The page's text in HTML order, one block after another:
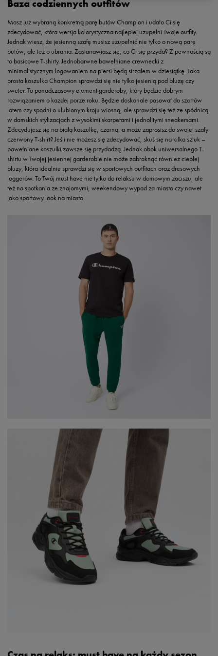
Baza codziennych outfitów
Masz już wybraną konkretną parę butów Champion i udało Ci się
zdecydować, która wersja kolorystyczna najlepiej uzupełni Twoje outfity.
Jednak wiesz, że jesienną szafę musisz uzupełnić nie tylko o nową parę
butów, ale też o ubrania. Zastanawiasz się, co Ci się przyda? Z pewnością są
to basicowe T-shirty. Jednobarwne bawełniane crewnecki z
minimalistycznym logowaniem na piersi będą strzałem w dziesiątkę. Taka
prosta koszulka Champion sprawdzi się nie tylko jesienią pod bluzę czy
sweter. To ponadczasowy element garderoby, który będzie dobrym
rozwiązaniem o każdej porze roku. Będzie doskonale pasował do szortów
latem czy spodni o ulubionym kroju wiosną, ale sprawdzi się też ze spódnicą
w damskich stylizacjach z wysokimi skarpetami i jednolitymi sneakersami.
Zdecydujesz się na białą koszulkę, czarną, a może zaprosisz do swojej szafy
czerwony T-shirt? Jeśli nie możesz się zdecydować, skuś się na kilka sztuk –
bawełniane koszulki zawsze się przydadzą. Jednak obok uniwersalnego T-
shirtu w Twojej jesiennej garderobie nie może zabraknąć również cieplej
bluzy, która idealnie sprawdzi się w sportowych outfitach oraz dresowych
joggerów. To Twój must have nie tylko do relaksu w domowym zaciszu, ale
też na spotkania ze znajomymi, weekendowy wypad za miasto czy nawet
jako sportowy look na miasto.